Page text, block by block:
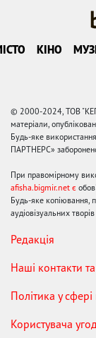
КІНО
© 2000-2024, ТОВ
матеріали,
Будь-яке
ПАРТНЕРС»
При правомірному
afisha.bigmir.net є
Будь-яке копіювання,
аудіовізуальних
Редакція
Наші контакти
Політика у
Користувача